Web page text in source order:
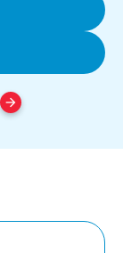
arrow_forward